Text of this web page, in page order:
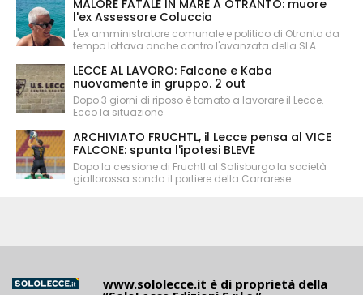
MALORE FATALE IN MARE A OTRANTO: muore
l'ex Assessore Coluccia
L'ex amministratore comunale e politico di Otranto da
tempo lottava anche contro l'avanzata della SLA
LECCE AL LAVORO: Falcone e Kaba
nuovamente in gruppo. 2 out
Dopo 3 giorni di riposo è tornato a lavorare il Lecce.
Ecco la situazione
ARCHIVIATO FRUCHTL, il Lecce pensa al VICE
FALCONE: spunta l'ipotesi BLEVE
Dopo la cessione di Fruchtl al Salisburgo la società
giallorossa sonda il portiere della Carrarese
www.sololecce.it è di proprietà della